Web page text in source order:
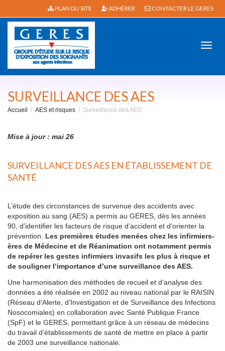
PLAN DU SITE ADHÉRER CONTACTER LE GERES
SURVEILLANCE DES AES
Accueil AES et risques Surveillance des AES
Mise à jour : mai 26
SURVEILLANCE DES AES EN ÉTABLISSEMENT DE
SANTÉ
L’étude des circonstances de survenue des accidents avec
exposition au sang (AES) a permis au GERES, dès les années
90, d’identifier les facteurs de risque d’accident et d’orienter la
prévention. Les premières études menées chez les infirmiers-
ères de Médecine et de Réanimation ont notamment permis
de repérer les gestes infirmiers invasifs les plus à risque et
de souligner l’importance d’une surveillance des AES.
Une harmonisation des méthodes de recueil et d’analyse des
données a été réalisée en 2002 au niveau national par le RAISIN
(Réseau d’Alerte, d’Investigation et de Surveillance des Infections
Nosocomiales) en collaboration avec Santé Publique France
(SpF) et le GERES, permettant grâce à un réseau de médecins
du travail d’établissements de santé de mettre en place à partir
de 2003 une surveillance nationale.